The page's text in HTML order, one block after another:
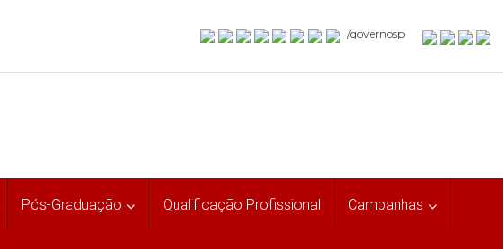
/governosp
Pós-Graduação Qualificação Profissional Campanhas